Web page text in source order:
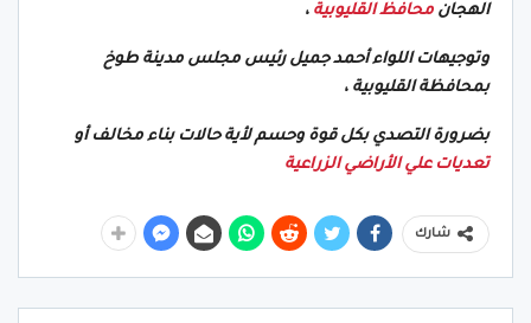
الهجان محافظ القليوبية ،
وتوجيهات اللواء أحمد جميل رئيس مجلس مدينة طوخ
بمحافظة القليوبية ،
بضرورة التصدي بكل قوة وحسم لأية حالات بناء مخالف أو
تعديات علي الأراضي الزراعية
شارك